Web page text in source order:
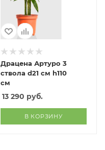
Драцена Артуро 3
ствола d21 см h110
см
13 290 руб.
В КОРЗИНУ